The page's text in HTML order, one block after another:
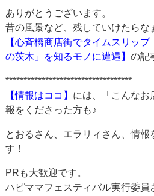
ありがとうございます。
昔の風景など、残していけたらな
【心斉橋商店街でタイムスリッ
の茨木」を知るモノに遭遇】の記
***********************************
【情報はココ】 には、「こんなお
報をくださった方も♪
とおるさん、エラリィさん、情報
す！
PRも大歓迎です。
ハピママフェスティバル実行委員